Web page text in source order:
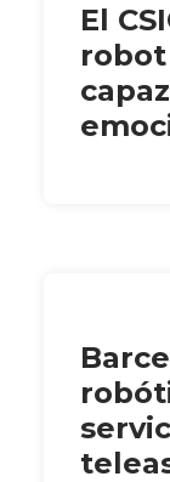
El